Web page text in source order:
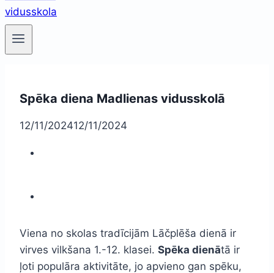
Spēka diena Madlienas vidusskolā
12/11/202412/11/2024
Viena no skolas tradīcijām Lāčplēša dienā ir
virves vilkšana 1.-12. klasei. Spēka dienātā ir
ļoti populāra aktivitāte, jo apvieno gan spēku,